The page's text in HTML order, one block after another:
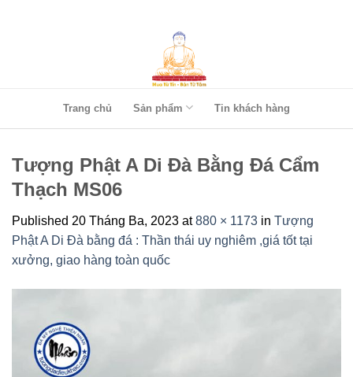
Trang chủ Sản phẩm Tin khách hàng
Tượng Phật A Di Đà Bằng Đá Cẩm
Thạch MS06
Published 20 Tháng Ba, 2023 at880 × 1173 in Tượng
Phật A Di Đà bằng đá : Thần thái uy nghiêm ,giá tốt tại
xưởng, giao hàng toàn quốc